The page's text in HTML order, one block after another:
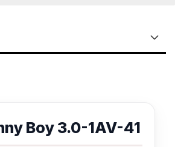
Boy 3.0-1AV-41